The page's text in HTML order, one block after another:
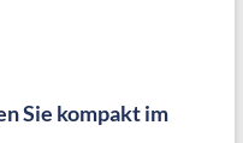
Sie kompakt im